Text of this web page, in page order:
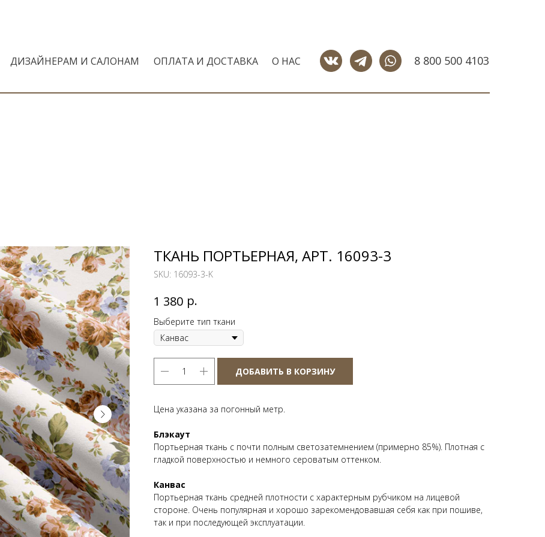
ДИЗАЙНЕРАМ И САЛОНАМ 8 800 500 4103
ОПЛАТА И ДОСТАВКА О НАС
ТКАНЬ ПОРТЬЕРНАЯ, АРТ. 16093-3
SKU: 16093-3-K
1 380 р.
Выберите тип ткани
ДОБАВИТЬ В КОРЗИНУ
Цена указана за погонный метр.
Блэкаут
Портьерная ткань с почти полным светозатемнением (примерно 85%). Плотная с
гладкой поверхностью и немного сероватым оттенком.
Канвас
Портьерная ткань средней плотности с характерным рубчиком на лицевой
стороне. Очень популярная и хорошо зарекомендовавшая себя как при пошиве,
так и при последующей эксплуатации.